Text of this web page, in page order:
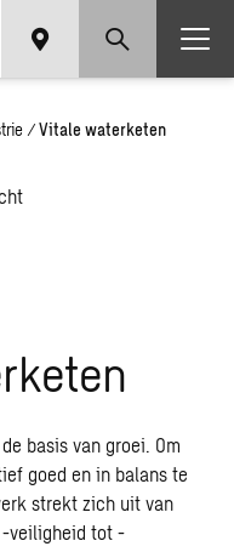
/ Vitale waterketen
basis van groei. Om
goed en in balans te
strekt zich uit van
veiligheid tot -